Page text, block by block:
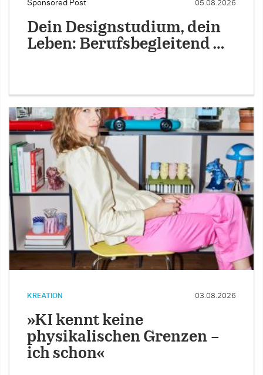
Sponsored Post 05.08.2026
Dein Designstudium, dein
Leben: Berufsbegleitend …
KREATION 03.08.2026
»KI kennt keine
physikalischen Grenzen –
ich schon«